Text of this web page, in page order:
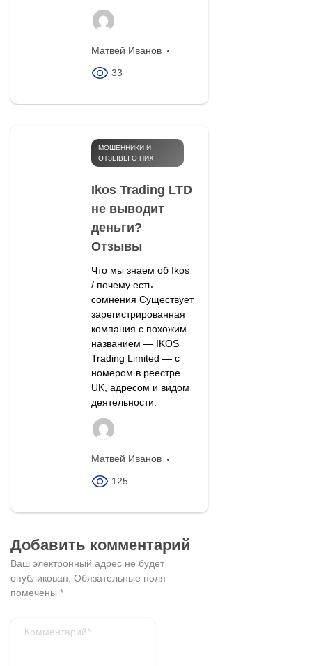
Матвей Иванов
33
МОШЕННИКИ И
ОТЗЫВЫ О НИХ
Ikos Trading LTD
не выводит
деньги?
Отзывы
Что мы знаем об Ikos
/ почему есть
сомнения Существует
зарегистрированная
компания с похожим
названием — IKOS
Trading Limited — с
номером в реестре
UK, адресом и видом
деятельности.
Матвей Иванов
125
Добавить комментарий
Ваш электронный адрес не будет
опубликован. Обязательные поля
помечены *